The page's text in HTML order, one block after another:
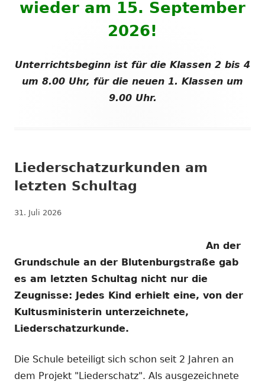
wieder am 15. September
2026!
Unterrichtsbeginn ist für die Klassen 2 bis 4
um 8.00 Uhr, für die neuen 1. Klassen um
9.00 Uhr.
Liederschatzurkunden am
letzten Schultag
Veröffentlicht
31. Juli 2026
An der
Grundschule an der Blutenburgstraße gab
es am letzten Schultag nicht nur die
Zeugnisse: Jedes Kind erhielt eine, von der
Kultusministerin unterzeichnete,
Liederschatzurkunde.
Die Schule beteiligt sich schon seit 2 Jahren an
dem Projekt "Liederschatz". Als ausgezeichnete